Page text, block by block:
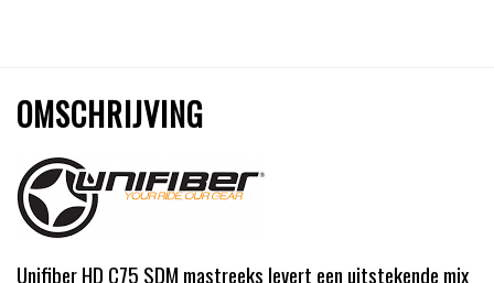
OMSCHRIJVING
Unifiber HD C75 SDM mastreeks levert een uitstekende mix